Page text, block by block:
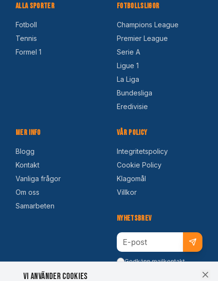
Alla Sporter
Fotboll
Tennis
Formel 1
Fotbollsligor
Champions League
Premier League
Serie A
Ligue 1
La Liga
Bundesliga
Eredivisie
Mer Info
Blogg
Kontakt
Vanliga frågor
Om oss
Samarbeten
Vår Policy
Integritetspolicy
Cookie Policy
Klagomål
Villkor
Nyhetsbrev
Godkänn mailkontakt
Vi använder cookies